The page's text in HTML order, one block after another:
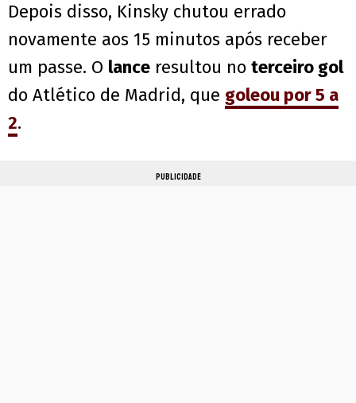
Depois disso, Kinsky chutou errado
novamente aos 15 minutos após receber
um passe. O lance resultou no terceiro gol
do Atlético de Madrid, que goleou por 5 a
2.
PUBLICIDADE